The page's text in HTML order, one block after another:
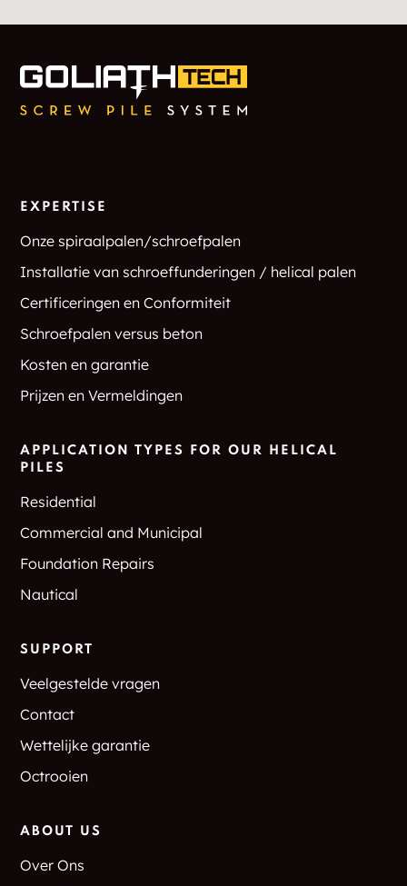
EXPERTISE
Onze spiraalpalen/schroefpalen
Installatie van schroeffunderingen / helical palen
Certificeringen en Conformiteit
Schroefpalen versus beton
Kosten en garantie
Prijzen en Vermeldingen
APPLICATION TYPES FOR OUR HELICAL
PILES
Residential
Commercial and Municipal
Foundation Repairs
Nautical
SUPPORT
Veelgestelde vragen
Contact
Wettelijke garantie
Octrooien
ABOUT US
Over Ons